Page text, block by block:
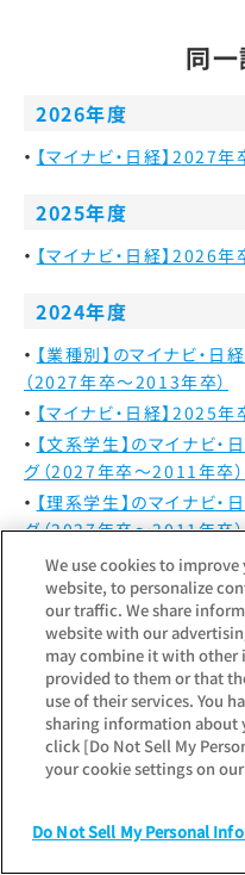
同
2026年度
【マイナビ・日経】2027
2025年度
【マイナビ・日経】2026
2024年度
【業種別】のマイナビ・
（2027年卒～2013年卒）
【マイナビ・日経】2025
【文系学生】のマイナビ
グ（2027年卒～2011年卒）
【理系学生】のマイナビ
グ（2027年卒～2011年卒）
2023年度
【九州・沖縄エリア】の
ンキング（2027年卒～
【中国・四国エリア】の
ンキング（2027年卒～
【関西エリア】のマイナ
ング（2027年卒～2017年
【北陸エリア】のマイナ
ング（2027年卒～2018年
【東海エリア】のマイナ
We use cookies to
website, to personalize
our traffic. We share
website with our
may combine it with
provided to them or that
use of their services. You
sharing information about
click [Do Not Sell My
your cookie settings on
Do Not Sell My Personal